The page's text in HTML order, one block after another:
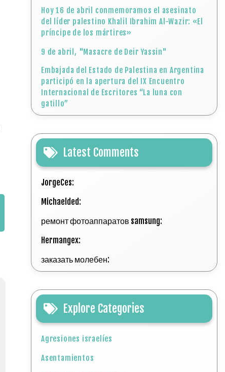
Hoy 16 de abril conmemoramos el asesinato
del líder palestino Khalil Ibrahim Al-Wazir: «El
príncipe de los mártires»
9 de abril, "Masacre de Deir Yassin"
Embajada del Estado de Palestina en Argentina
participó en la apertura del IX Encuentro
Internacional de Escritores “La luna con
gatillo”
Latest Comments
JorgeCes:
Michaelded:
ремонт фотоаппаратов samsung:
Hermangex:
заказать молебен:
Explore Categories
Agresiones israelíes
Asentamientos